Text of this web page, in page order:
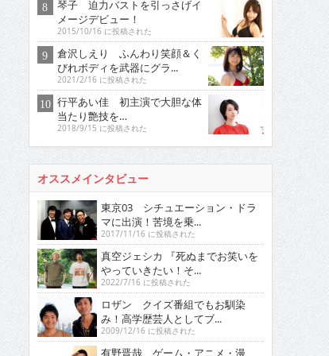
琴子 迫力バストを引っさげイ
メージデビュー！
2015/10/16 に投稿された
倉沢しえり ふんわり笑顔＆く
びれボディを武器にグラ...
2021/2/16 に投稿された
行平あい佳 初主演で大胆な体
当たり艶技を…
2018/9/15 に投稿された
オススメインタビュー
東京03 シチュエーション・ドラ
マに出演！苦境を乗...
2017/11/16 に投稿された
真空ジェシカ 『死ぬまでお笑いを
やっていきたい！そ...
2022/7/16 に投稿された
ロザン クイズ番組でもお馴染
み！高学歴芸人としてブ...
2009/12/16 に投稿された
有野晋哉 ゲーム・アニメ・漫